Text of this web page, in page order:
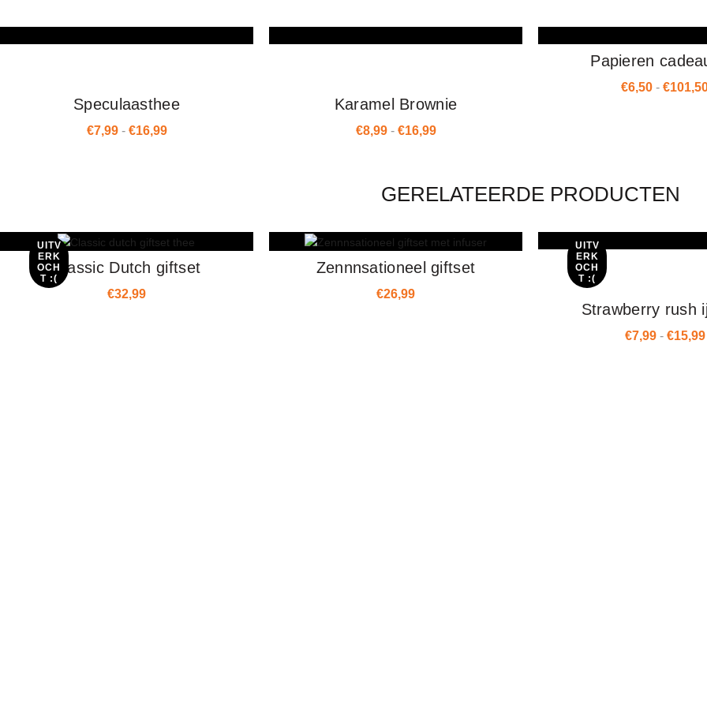
Speculaasthee
€7,99 - €16,99Prijsklasse: €7,99 tot €16,99
Karamel Brownie
€8,99 - €16,99Prijsklasse: €8,99 tot €16,99
Papieren
€6,50 - €
GERELATEERDE PRODUCTEN
UITV
ERK
OCH
T :(
Classic Dutch giftset
€32,99
Zennnsationeel giftset
€26,99
UITV
ERK
OCH
T :(
Strawberry rush
€7,99 - €15,99